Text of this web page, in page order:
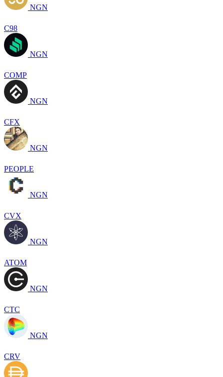
NGN
C98
NGN
COMP
NGN
CFX
NGN
PEOPLE
NGN
CVX
NGN
ATOM
NGN
CTC
NGN
CRV